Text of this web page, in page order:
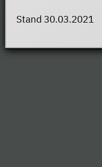
Stand 30.03.2021